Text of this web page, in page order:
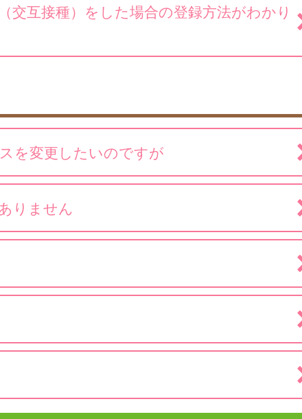
交互接種）をした場合の登録方法がわかり
を変更したいのですが
りません